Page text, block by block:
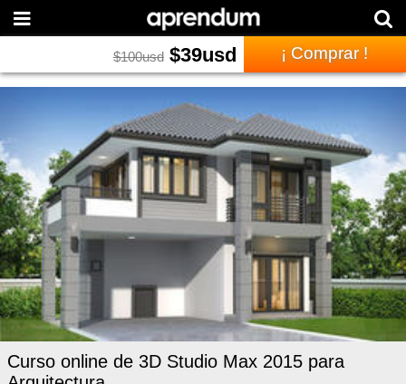
$100usd $39usd ¡ Comprar !
Curso online de 3D Studio Max 2015 para